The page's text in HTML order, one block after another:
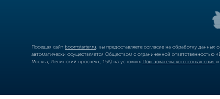
Посещая сайт boomstarter.ru , вы предоставляете согласие на обработку
автоматически осуществляется Обществом с ограниченной
Москва, Ленинский проспект, 15А) на условиях Пользовательского соглашения и